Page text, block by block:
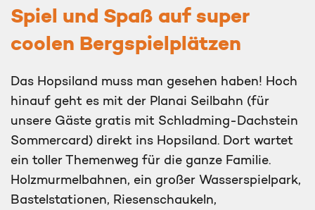
Spiel und Spaß auf super
coolen Bergspielplätzen
Das Hopsiland muss man gesehen haben! Hoch
hinauf geht es mit der Planai Seilbahn (für
unsere Gäste gratis mit Schladming-Dachstein
Sommercard) direkt ins Hopsiland. Dort wartet
ein toller Themenweg für die ganze Familie.
Holzmurmelbahnen, ein großer Wasserspielpark,
Bastelstationen, Riesenschaukeln,